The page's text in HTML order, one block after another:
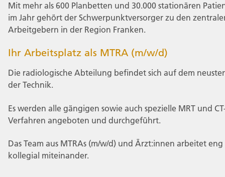
Mit mehr als 600 Planbetten und 30.000 stationären
im Jahr gehört der Schwerpunktversorger zu den
Arbeitgebern in der Region Franken.
Ihr Arbeitsplatz als MTRA (m/w/d)
Die radiologische Abteilung befindet sich auf dem
der Technik.
Es werden alle gängigen sowie auch spezielle MRT und
Verfahren angeboten und durchgeführt.
Das Team aus MTRAs (m/w/d) und Ärzt:innen arbeitet
kollegial miteinander.